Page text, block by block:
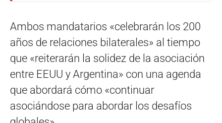
Ambos mandatarios «celebrarán los 200
años de relaciones bilaterales» al tiempo
que «reiterarán la solidez de la asociación
entre EEUU y Argentina» con una agenda
que abordará cómo «continuar
asociándose para abordar los desafíos